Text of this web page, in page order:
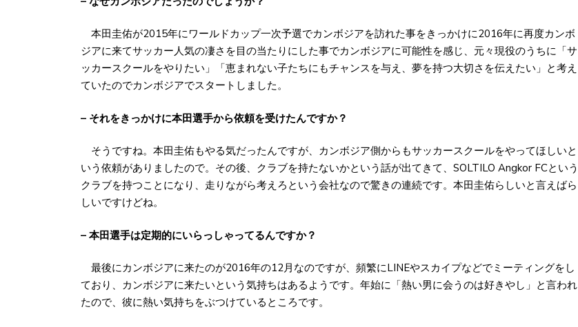
本田圭佑が2015年にワールドカップ一次予選でカンボジアを訪れた事をきっかけに2016年に再度カンボ
ジアに来てサッカー人気の凄さを目の当たりにした事でカンボジアに可能性を感じ、元々現役のうちに「サ
ッカースクールをやりたい」「恵まれない子たちにもチャンスを与え、夢を持つ大切さを伝えたい」と考え
ていたのでカンボジアでスタートしました。
– それをきっかけに本田選手から依頼を受けたんですか？
そうですね。本田圭佑もやる気だったんですが、カンボジア側からもサッカースクールをやってほしいと
いう依頼がありましたので。その後、クラブを持たないかという話が出てきて、SOLTILO Angkor FCという
クラブを持つことになり、走りながら考えろという会社なので驚きの連続です。本田圭佑らしいと言えばら
しいですけどね。
– 本田選手は定期的にいらっしゃってるんですか？
最後にカンボジアに来たのが2016年の12月なのですが、頻繁にLINEやスカイプなどでミーティングをし
ており、カンボジアに来たいという気持ちはあるようです。年始に「熱い男に会うのは好きやし」と言われ
たので、彼に熱い気持ちをぶつけているところです。